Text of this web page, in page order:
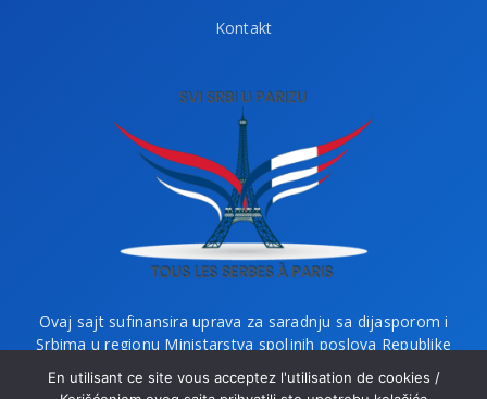
Kontakt
Ovaj sajt sufinansira uprava za saradnju sa dijasporom i
Srbima u regionu Ministarstva spoljnih poslova Republike
Srbije i Ministarstvo bez portfelja zaduženo za dijasporu.
En utilisant ce site vous acceptez l'utilisation de cookies /